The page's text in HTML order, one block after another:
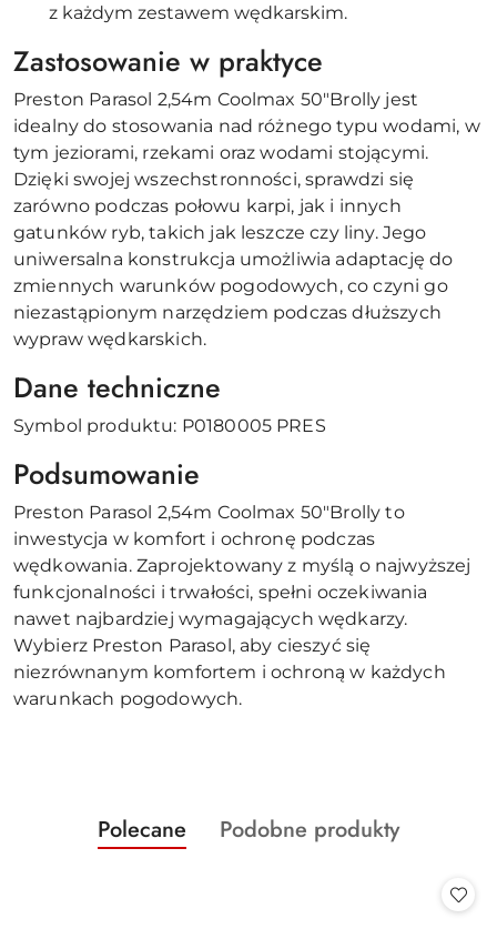
z każdym zestawem wędkarskim.
Zastosowanie w praktyce
Preston Parasol 2,54m Coolmax 50"Brolly jest
idealny do stosowania nad różnego typu wodami, w
tym jeziorami, rzekami oraz wodami stojącymi.
Dzięki swojej wszechstronności, sprawdzi się
zarówno podczas połowu karpi, jak i innych
gatunków ryb, takich jak leszcze czy liny. Jego
uniwersalna konstrukcja umożliwia adaptację do
zmiennych warunków pogodowych, co czyni go
niezastąpionym narzędziem podczas dłuższych
wypraw wędkarskich.
Dane techniczne
Symbol produktu: P0180005 PRES
Podsumowanie
Preston Parasol 2,54m Coolmax 50"Brolly to
inwestycja w komfort i ochronę podczas
wędkowania. Zaprojektowany z myślą o najwyższej
funkcjonalności i trwałości, spełni oczekiwania
nawet najbardziej wymagających wędkarzy.
Wybierz Preston Parasol, aby cieszyć się
niezrównanym komfortem i ochroną w każdych
warunkach pogodowych.
Pomiń karuzelę produktów
Produkty
o
Polecane
Produkty
Podobne produkty